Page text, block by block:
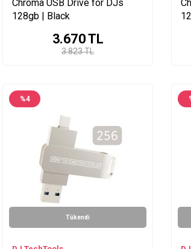
Chroma USB Drive for DJs
128gb | Black
3.823 TL
3.670TL
%4
Tükendi